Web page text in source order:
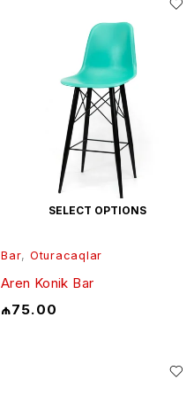
SELECT OPTIONS
Bar, Oturacaqlar
Aren Konik Bar
₼75.00